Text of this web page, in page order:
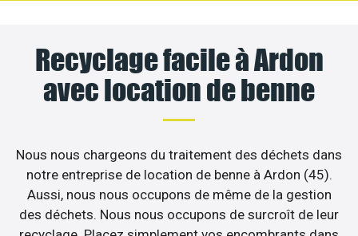
Recyclage facile à Ardon
avec location de benne
Nous nous chargeons du traitement des déchets dans
notre entreprise de location de benne à Ardon (45).
Aussi, nous nous occupons de même de la gestion
des déchets. Nous nous occupons de surcroît de leur